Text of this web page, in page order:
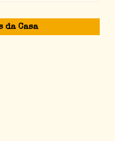
da Casa